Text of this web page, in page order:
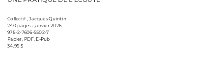
Collectif , Jacques Quintin
240 pages • janvier 2026
978-2-7606-5502-7
Papier, PDF, E-Pub
34,95 $